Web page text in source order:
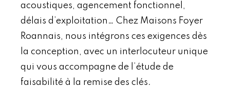
acoustiques, agencement fonctionnel,
délais d’exploitation… Chez Maisons Foyer
Roannais, nous intégrons ces exigences dès
la conception, avec un interlocuteur unique
qui vous accompagne de l’étude de
faisabilité à la remise des clés.